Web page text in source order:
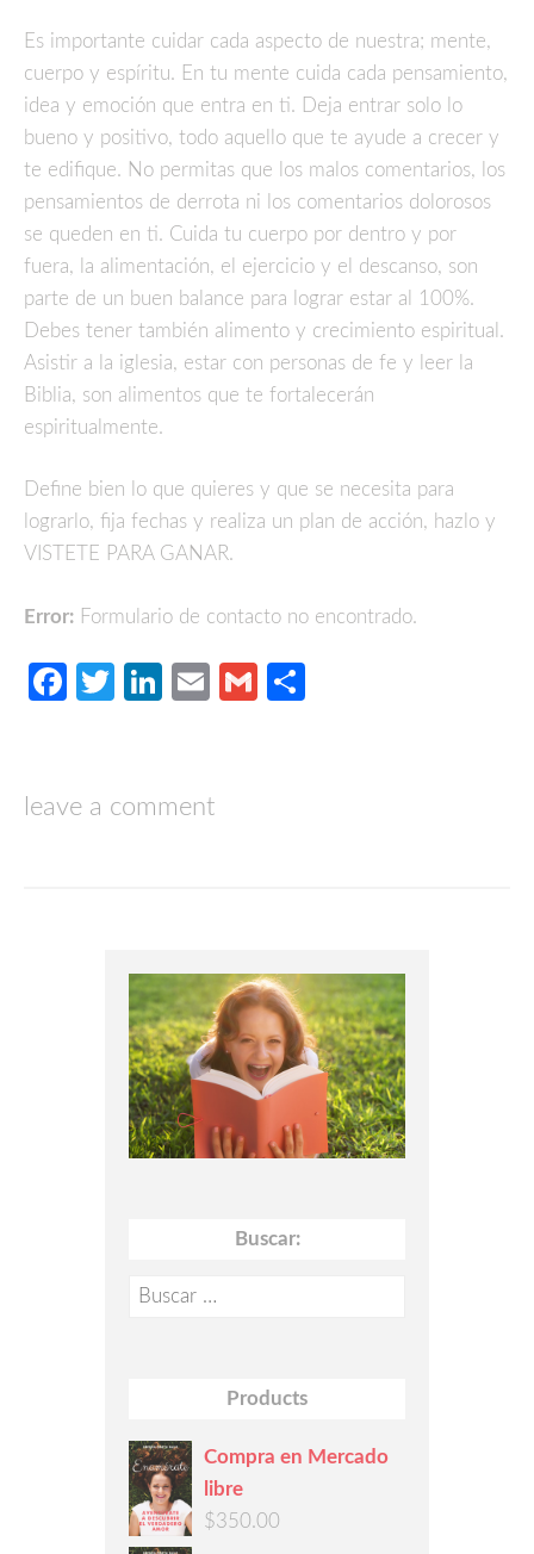
Es importante cuidar cada aspecto de nuestra; mente,
cuerpo y espíritu. En tu mente cuida cada pensamiento,
idea y emoción que entra en ti. Deja entrar solo lo
bueno y positivo, todo aquello que te ayude a crecer y
te edifique. No permitas que los malos comentarios, los
pensamientos de derrota ni los comentarios dolorosos
se queden en ti. Cuida tu cuerpo por dentro y por
fuera, la alimentación, el ejercicio y el descanso, son
parte de un buen balance para lograr estar al 100%.
Debes tener también alimento y crecimiento espiritual.
Asistir a la iglesia, estar con personas de fe y leer la
Biblia, son alimentos que te fortalecerán
espiritualmente.
Define bien lo que quieres y que se necesita para
lograrlo, fija fechas y realiza un plan de acción, hazlo y
VISTETE PARA GANAR.
Error: Formulario de contacto no encontrado.
Facebook
TwitterLinkedIn
EmailGmail
leave a comment
Buscar:
Buscar:
Products
Compra en Mercado
libre
$350.00